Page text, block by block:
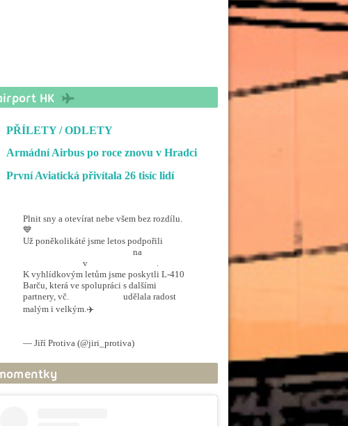
PŘÍLETY / ODLETY
Armádní Airbus po roce znovu v Hradci
První Aviatická přivítala 26 tisíc lidí
Plnit sny a otevírat nebe všem bez rozdílu.
💙
Už poněkolikáté jsme letos podpořili
na
v
.
K vyhlídkovým letům jsme poskytli L-410
Barču, která ve spolupráci s dalšími
partnery, vč.
udělala radost
malým i velkým.✈️
— Jiří Protiva (@jiri_protiva)